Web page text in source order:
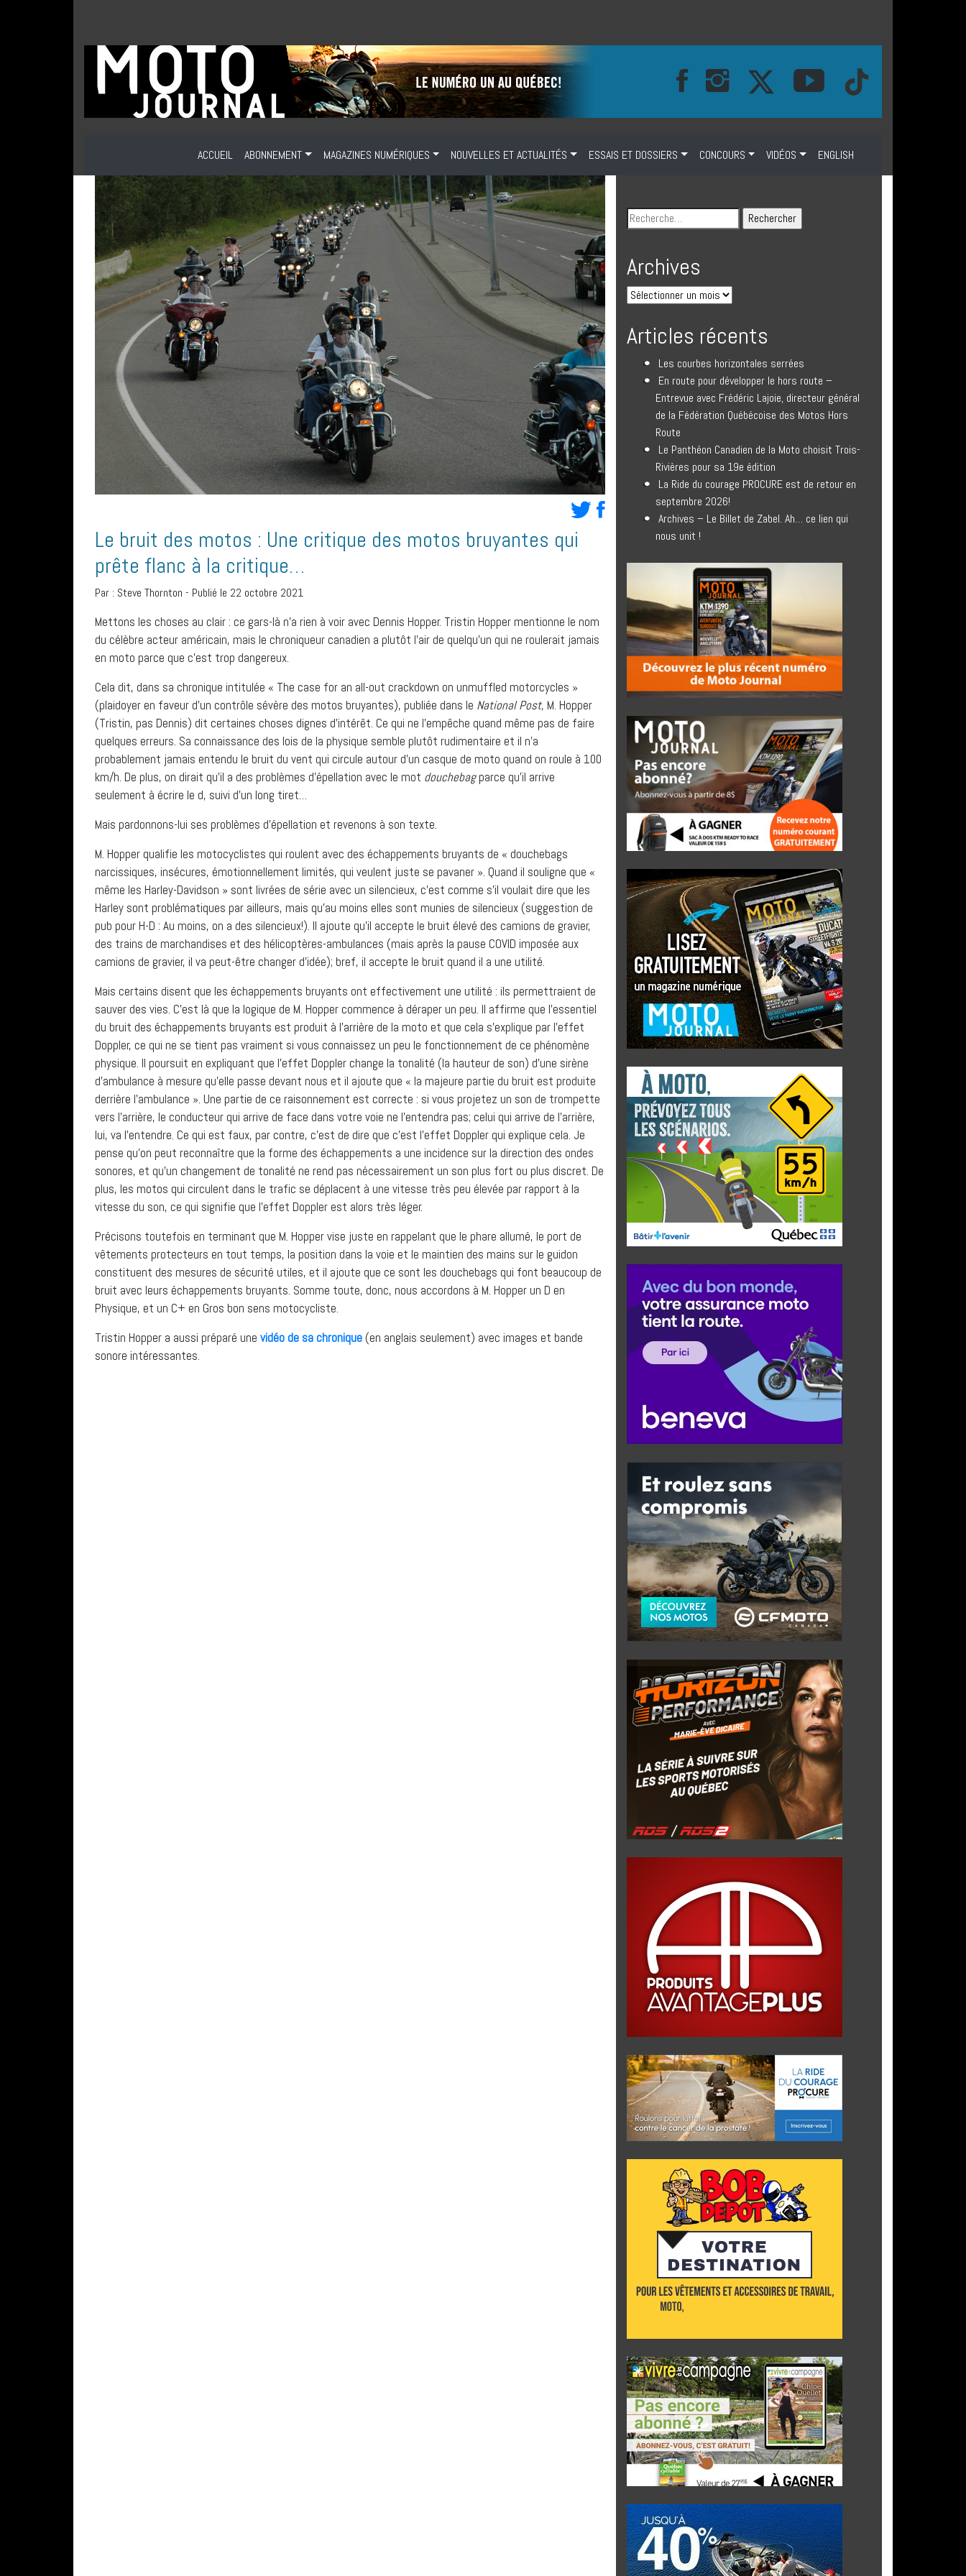
ACCUEIL ABONNEMENT MAGAZINES NUMÉRIQUES NOUVELLES ET ACTUALITÉS ESSAIS ET DOSSIERS CONCOURS VIDÉOS ENGLISH
Le bruit des motos : Une critique des motos bruyantes qui
prête flanc à la critique…
Par : Steve Thornton - Publié le 22 octobre 2021
Mettons les choses au clair : ce gars-là n’a rien à voir avec Dennis Hopper. Tristin Hopper mentionne le nom
du célèbre acteur américain, mais le chroniqueur canadien a plutôt l’air de quelqu’un qui ne roulerait jamais
en moto parce que c’est trop dangereux.
Cela dit, dans sa chronique intitulée « The case for an all-out crackdown on unmuffled motorcycles »
(plaidoyer en faveur d’un contrôle sévère des motos bruyantes), publiée dans le National Post, M. Hopper
(Tristin, pas Dennis) dit certaines choses dignes d’intérêt. Ce qui ne l’empêche quand même pas de faire
quelques erreurs. Sa connaissance des lois de la physique semble plutôt rudimentaire et il n’a
probablement jamais entendu le bruit du vent qui circule autour d’un casque de moto quand on roule à 100
km/h. De plus, on dirait qu’il a des problèmes d’épellation avec le mot douchebagparce qu’il arrive
seulement à écrire le d, suivi d’un long tiret…
Mais pardonnons-lui ses problèmes d’épellation et revenons à son texte.
M. Hopper qualifie les motocyclistes qui roulent avec des échappements bruyants de « douchebags
narcissiques, insécures, émotionnellement limités, qui veulent juste se pavaner ». Quand il souligne que «
même les Harley-Davidson » sont livrées de série avec un silencieux, c’est comme s’il voulait dire que les
Harley sont problématiques par ailleurs, mais qu’au moins elles sont munies de silencieux (suggestion de
pub pour H-D : Au moins, on a des silencieux!). Il ajoute qu’il accepte le bruit élevé des camions de gravier,
des trains de marchandises et des hélicoptères-ambulances (mais après la pause COVID imposée aux
camions de gravier, il va peut-être changer d’idée); bref, il accepte le bruit quand il a une utilité.
Mais certains disent que les échappements bruyants ont effectivement une utilité : ils permettraient de
sauver des vies. C’est là que la logique de M. Hopper commence à déraper un peu. Il affirme que l’essentiel
du bruit des échappements bruyants est produit à l’arrière de la moto et que cela s’explique par l’effet
Doppler, ce qui ne se tient pas vraiment si vous connaissez un peu le fonctionnement de ce phénomène
physique. Il poursuit en expliquant que l’effet Doppler change la tonalité (la hauteur de son) d’une sirène
d’ambulance à mesure qu’elle passe devant nous et il ajoute que « la majeure partie du bruit est produite
derrière l’ambulance ». Une partie de ce raisonnement est correcte : si vous projetez un son de trompette
vers l’arrière, le conducteur qui arrive de face dans votre voie ne l’entendra pas; celui qui arrive de l’arrière,
lui, va l’entendre. Ce qui est faux, par contre, c’est de dire que c’est l’effet Doppler qui explique cela. Je
pense qu’on peut reconnaître que la forme des échappements a une incidence sur la direction des ondes
sonores, et qu’un changement de tonalité ne rend pas nécessairement un son plus fort ou plus discret. De
plus, les motos qui circulent dans le trafic se déplacent à une vitesse très peu élevée par rapport à la
vitesse du son, ce qui signifie que l’effet Doppler est alors très léger.
Précisons toutefois en terminant que M. Hopper vise juste en rappelant que le phare allumé, le port de
vêtements protecteurs en tout temps, la position dans la voie et le maintien des mains sur le guidon
constituent des mesures de sécurité utiles, et il ajoute que ce sont les douchebags qui font beaucoup de
bruit avec leurs échappements bruyants. Somme toute, donc, nous accordons à M. Hopper un D en
Physique, et un C+ en Gros bon sens motocycliste.
Tristin Hopper a aussi préparé une vidéo de sa chronique (en anglais seulement) avec images et bande
sonore intéressantes.
Archives
Articles récents
Les courbes horizontales serrées
En route pour développer le hors route –
Entrevue avec Frédéric Lajoie, directeur général
de la Fédération Québécoise des Motos Hors
Route
Le Panthéon Canadien de la Moto choisit Trois-
Rivières pour sa 19e édition
La Ride du courage PROCURE est de retour en
septembre 2026!
Archives – Le Billet de Zabel. Ah… ce lien qui
nous unit !